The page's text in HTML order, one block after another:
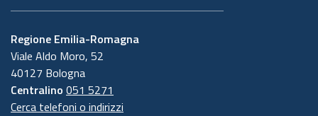
Regione Emilia-Romagna
Viale Aldo Moro, 52
40127 Bologna
Centralino 051 5271
Cerca telefoni o indirizzi